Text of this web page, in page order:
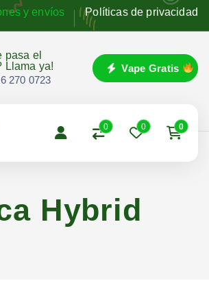
y envíos Políticas de privacidad
pasa el
Llama ya!
270 0723
Vape Gratis
0 0 0
Hybrid